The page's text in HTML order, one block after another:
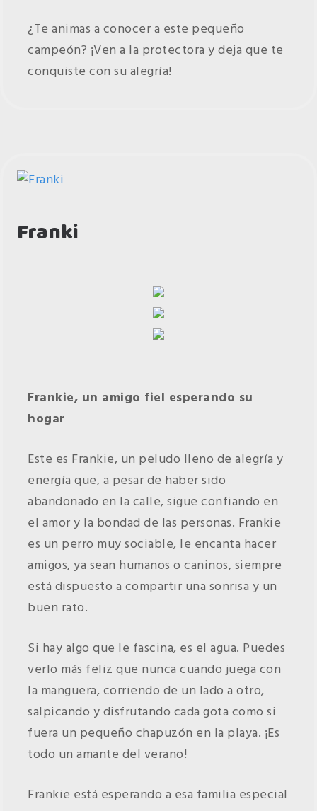
¿Te animas a conocer a este pequeño
campeón? ¡Ven a la protectora y deja que te
conquiste con su alegría!
Franki
Frankie, un amigo fiel esperando su
hogar
Este es Frankie, un peludo lleno de alegría y
energía que, a pesar de haber sido
abandonado en la calle, sigue confiando en
el amor y la bondad de las personas. Frankie
es un perro muy sociable, le encanta hacer
amigos, ya sean humanos o caninos, siempre
está dispuesto a compartir una sonrisa y un
buen rato.
Si hay algo que le fascina, es el agua. Puedes
verlo más feliz que nunca cuando juega con
la manguera, corriendo de un lado a otro,
salpicando y disfrutando cada gota como si
fuera un pequeño chapuzón en la playa. ¡Es
todo un amante del verano!
Frankie está esperando a esa familia especial